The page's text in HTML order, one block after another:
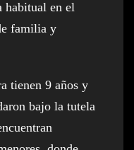
habitual en el
familia y
tienen 9 años y
bajo la tutela